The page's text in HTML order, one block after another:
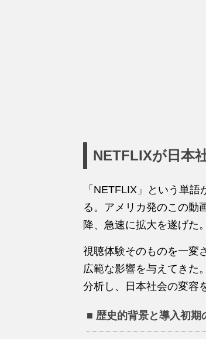
NETFLIXが日本
「NETFLIX」という単
る。アメリカ発のこの動
降、急速に拡大を遂げた。
視聴体験そのものを一変
広範な影響を与えてきた
分析し、日本社会の変容
■ 歴史的背景と導入初期